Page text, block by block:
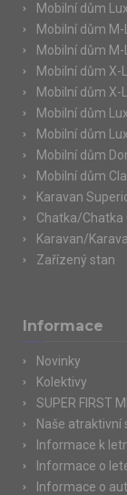
Mobilní dům
Mobilní dům M-
Mobilní dům M-
Mobilní dům X-
Mobilní dům X-
Mobilní dům
Mobilní dům Lux
Mobilní dům
Mobilní dům
Karavan
Chatka/Chatka
Karavan/
Zařízený stan
Informace
Novinky
Kolektivy
SUPER FIRST
Naše atraktivní
Informace k
Informace o
Informace o